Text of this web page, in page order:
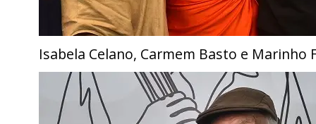
Isabela Celano, Carmem Basto e Marinho